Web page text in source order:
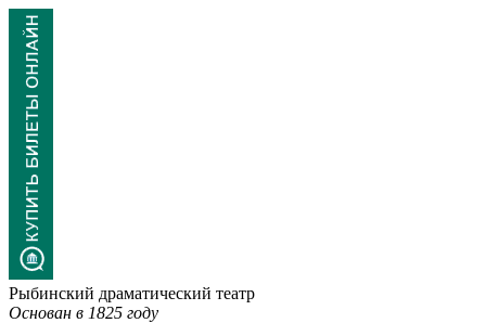
Рыбинский драматический театр
Основан в 1825 году